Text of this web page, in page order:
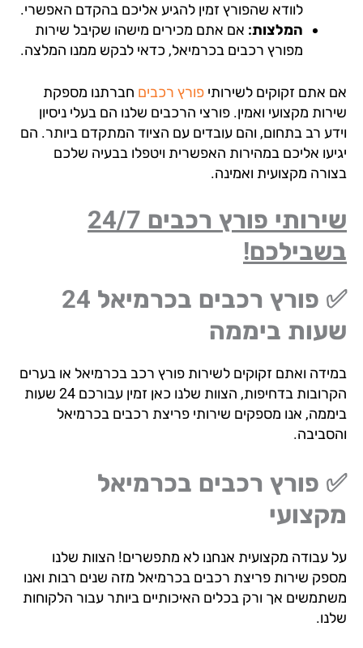
לוודא שהפורץ זמין להגיע אליכם בהקדם האפשרי.
המלצות:אם אתם מכירים מישהו שקיבל שירות
מפורץ רכבים בכרמיאל, כדאי לבקש ממנו המלצה.
אתם זקוקים לשירותיפורץ רכביםחברתנו מספקת
מקצועי ואמין. פורצי הרכבים שלנו הם בעלי ניסיון
רב בתחום, והם עובדים עם הציוד המתקדם ביותר. הם
אליכם במהירות האפשרית ויטפלו בבעיה שלכם
מקצועית ואמינה.
שירותי פורץ רכבים 24/7
✅ פורץ רכבים בכרמיאל 24
ביממה
ואתם זקוקים לשירות פורץ רכב בכרמיאל או בערים
הקרובות בדחיפות, הצוות שלנו כאן זמין עבורכם 24 שעות
אנו מספקים שירותי פריצת רכבים בכרמיאל
פורץ רכבים בכרמיאל
עבודה מקצועית אנחנו לא מתפשרים! הצוות שלנו
שירות פריצת רכבים בכרמיאל מזה שנים רבות ואנו
אך ורק בכלים האיכותיים ביותר עבור הלקוחות